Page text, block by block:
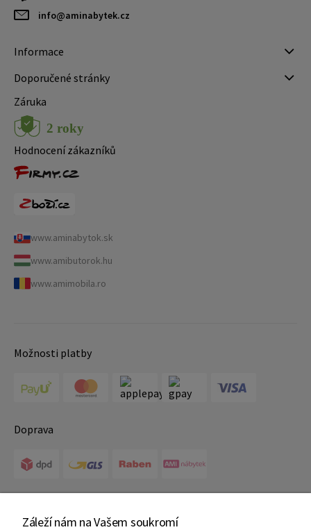
info@aminabytek.cz
Informace
Doporučené stránky
Záruka
Hodnocení zákazníků
www.aminabytok.sk
www.amibutorok.hu
www.amimobila.ro
Možnosti platby
Doprava
Záleží nám na Vašem soukromí